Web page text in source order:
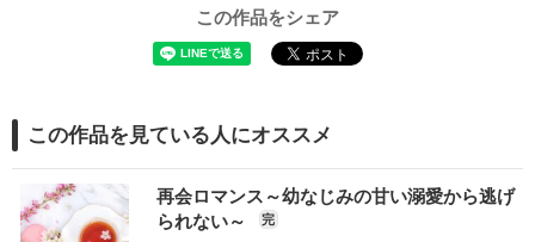
この作品をシェア
この作品を見ている人にオススメ
再会ロマンス～幼なじみの甘い溺愛から逃げ
られない～
完